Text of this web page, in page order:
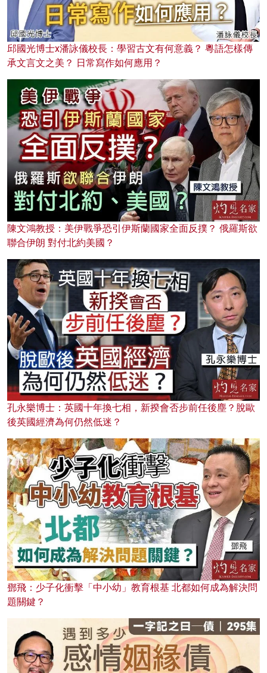
邱國光博士x潘詠儀校長：學習古文有何意義？ 粵語怎樣傳
承文言文之美？ 日常寫作如何應用？
陳文鴻教授：美伊戰爭恐引伊斯蘭國家全面反撲？ 俄羅斯欲
聯合伊朗 對付北約美國？
孔永樂博士：英國十年換七相，新揆會否步前任後塵？脫歐
後英國經濟為何仍然低迷？
鄧飛：少子化衝擊「中小幼」教育根基 北都如何成為解決問
題關鍵？